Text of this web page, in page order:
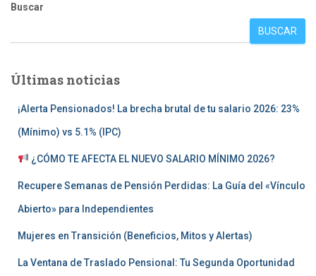
Buscar
BUSCAR
Últimas noticias
¡Alerta Pensionados! La brecha brutal de tu salario 2026: 23%
(Mínimo) vs 5.1% (IPC)
¿CÓMO TE AFECTA EL NUEVO SALARIO MÍNIMO 2026?
Recupere Semanas de Pensión Perdidas: La Guía del «Vínculo
Abierto» para Independientes
Mujeres en Transición (Beneficios, Mitos y Alertas)
La Ventana de Traslado Pensional: Tu Segunda Oportunidad